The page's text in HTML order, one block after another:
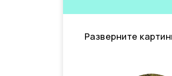
Разверните